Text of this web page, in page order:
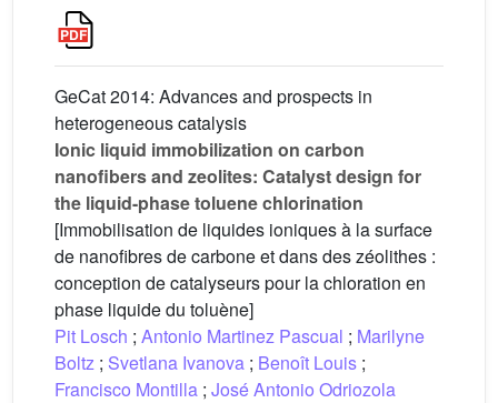
GeCat 2014: Advances and prospects in
heterogeneous catalysis
Ionic liquid immobilization on carbon
nanofibers and zeolites: Catalyst design for
the liquid-phase toluene chlorination
[Immobilisation de liquides ioniques à la surface
de nanofibres de carbone et dans des zéolithes :
conception de catalyseurs pour la chloration en
phase liquide du toluène]
Pit Losch ; Antonio Martinez Pascual ; Marilyne
Boltz ; Svetlana Ivanova ; Benoît Louis ;
Francisco Montilla ; José Antonio Odriozola